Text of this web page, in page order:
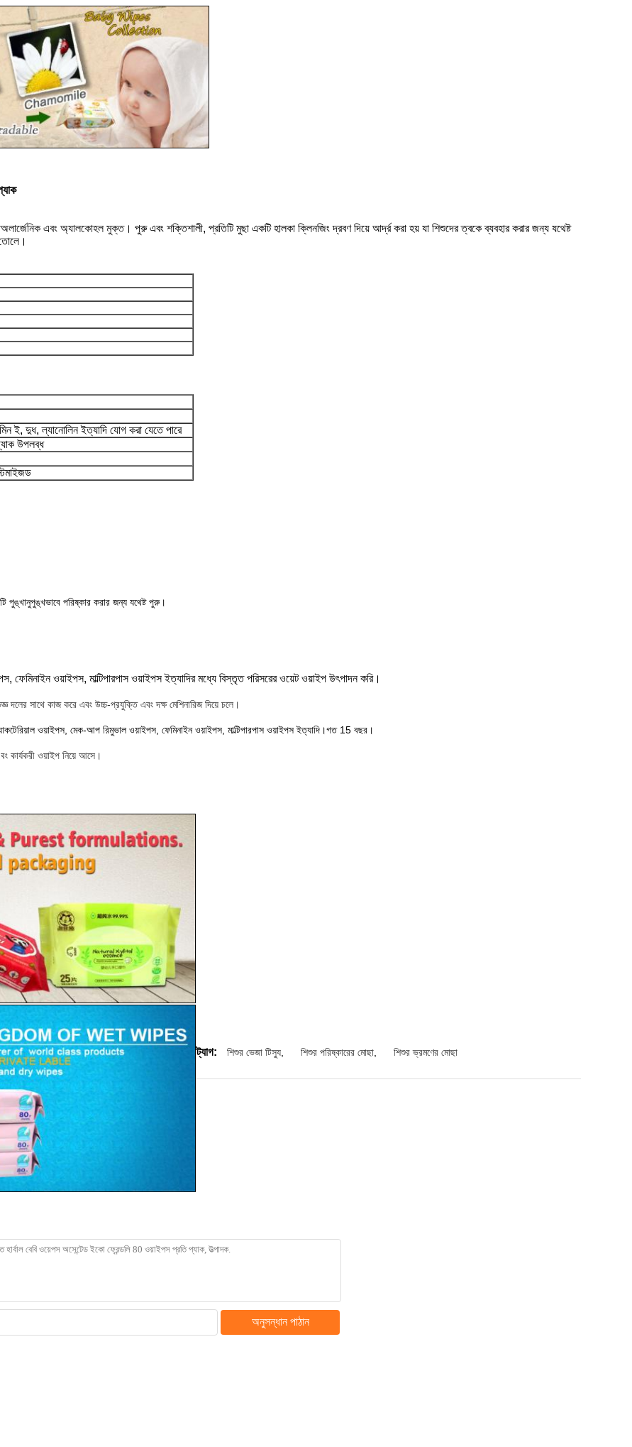
এবং অ্যালকোহল মুক্ত। পুরু এবং শক্তিশালী, প্রতিটি মুছা একটি হালকা ক্লিনজিং দ্রবণ দিয়ে আর্দ্র করা হয় যা শিশুদের ত্বকে ব্যবহার করার জন্য যথেষ্ট
ই, দুধ, ল্যানোলিন ইত্যাদি যোগ করা যেতে পারে
উপলব্ধ
পুঙ্খানুপুঙ্খভাবে পরিষ্কার করার জন্য যথেষ্ট পুরু।
ফেমিনাইন ওয়াইপস, মাল্টিপারপাস ওয়াইপস ইত্যাদির মধ্যে বিস্তৃত পরিসরের ওয়েট ওয়াইপ উৎপাদন করি।
দলের সাথে কাজ করে এবং উচ্চ-প্রযুক্তি এবং দক্ষ মেশিনারিজ দিয়ে চলে।
ওয়াইপস, মেক-আপ রিমুভাল ওয়াইপস, ফেমিনাইন ওয়াইপস, মাল্টিপারপাস ওয়াইপস ইত্যাদি।গত 15 বছর।
কার্যকরী ওয়াইপ নিয়ে আসে।
ট্যাগ: শিশুর ভেজা টিস্যু শিশুর পরিষ্কারের মোছা শিশুর ভ্রমণের মোছা
অনুসন্ধান পাঠান